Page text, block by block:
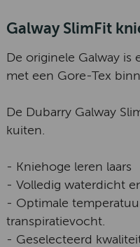
Galway SlimFit
De originele Galway is
met een Gore-Tex
De Dubarry Galway
kuiten.
- Kniehoge leren laars
- Volledig waterdicht
- Optimale
transpiratievocht.
- Geselecteerd